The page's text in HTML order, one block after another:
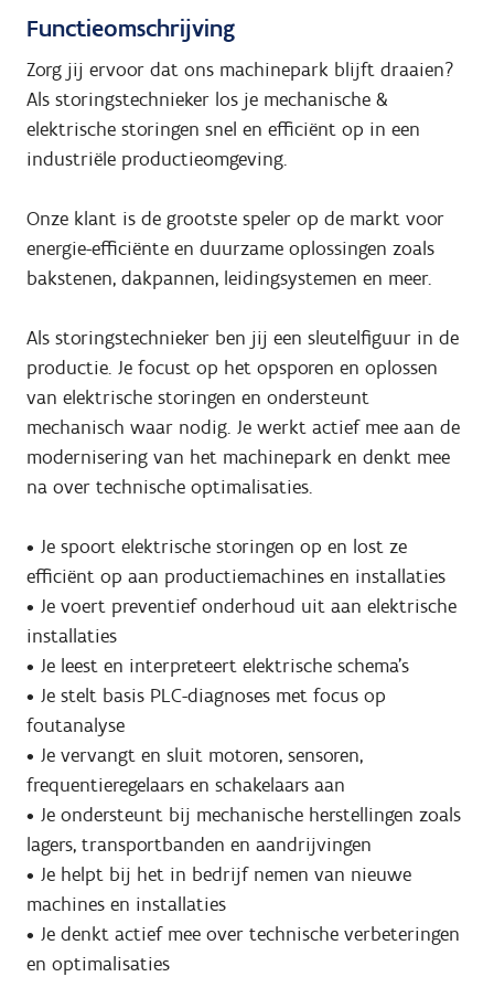
Functieomschrijving
Zorg jij ervoor dat ons machinepark blijft draaien?
Als storingstechnieker los je mechanische &
elektrische storingen snel en efficiënt op in een
industriële productieomgeving.
Onze klant is de grootste speler op de markt voor
energie-efficiënte en duurzame oplossingen zoals
bakstenen, dakpannen, leidingsystemen en meer.
Als storingstechnieker ben jij een sleutelfiguur in de
productie. Je focust op het opsporen en oplossen
van elektrische storingen en ondersteunt
mechanisch waar nodig. Je werkt actief mee aan de
modernisering van het machinepark en denkt mee
na over technische optimalisaties.
• Je spoort elektrische storingen op en lost ze
efficiënt op aan productiemachines en installaties
• Je voert preventief onderhoud uit aan elektrische
installaties
• Je leest en interpreteert elektrische schema’s
• Je stelt basis PLC-diagnoses met focus op
foutanalyse
• Je vervangt en sluit motoren, sensoren,
frequentieregelaars en schakelaars aan
• Je ondersteunt bij mechanische herstellingen zoals
lagers, transportbanden en aandrijvingen
• Je helpt bij het in bedrijf nemen van nieuwe
machines en installaties
• Je denkt actief mee over technische verbeteringen
en optimalisaties